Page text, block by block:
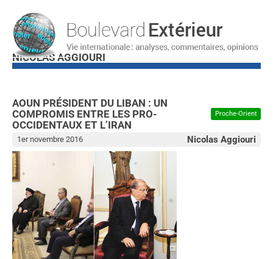
NICOLAS AGGIOURI
Proche-Orient
AOUN PRÉSIDENT DU LIBAN : UN
COMPROMIS ENTRE LES PRO-
OCCIDENTAUX ET L’IRAN
Nicolas Aggiouri
1er novembre 2016